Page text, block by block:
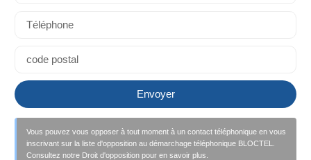
Envoyer
Vous pouvez vous opposer à tout moment à un contact téléphonique en vous
inscrivant sur la liste d'opposition au démarchage téléphonique BLOCTEL.
Consultez notre Droit d'opposition pour en savoir plus.